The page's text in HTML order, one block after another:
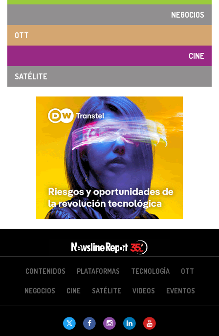
NEGOCIOS
OTT
CINE
SATÉLITE
CONTENIDOS PLATAFORMAS TECNOLOGÍA OTT
NEGOCIOS CINE SATÉLITE VIDEOS EVENTOS